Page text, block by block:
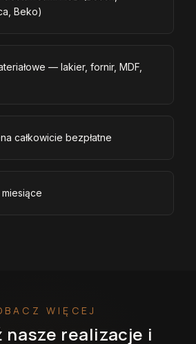
Beko)
— lakier, fornir, MDF,
całkowicie bezpłatne
WIĘCEJ
nasze realizacje i